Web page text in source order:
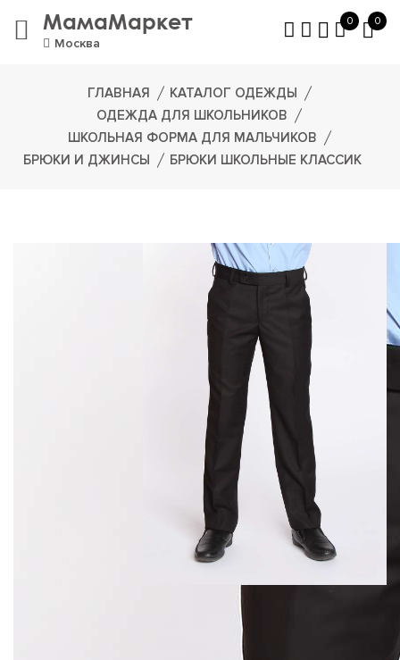
МамаМаркет
Москва
0 0
ГЛАВНАЯ
КАТАЛОГ ОДЕЖДЫ
ОДЕЖДА ДЛЯ ШКОЛЬНИКОВ
ШКОЛЬНАЯ ФОРМА ДЛЯ МАЛЬЧИКОВ
БРЮКИ И ДЖИНСЫ
БРЮКИ ШКОЛЬНЫЕ КЛАССИК